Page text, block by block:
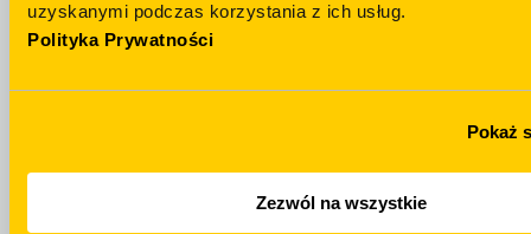
uzyskanymi podczas korzystania z ich usług.
Polityka Prywatności
Pokaż
Zezwól na wszystkie
+48 694 439 888